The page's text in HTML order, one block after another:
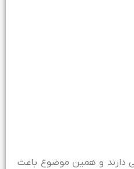
و همین موضوع باعث